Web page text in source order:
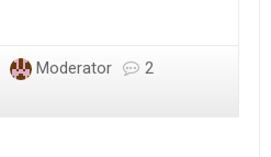
Moderator
2